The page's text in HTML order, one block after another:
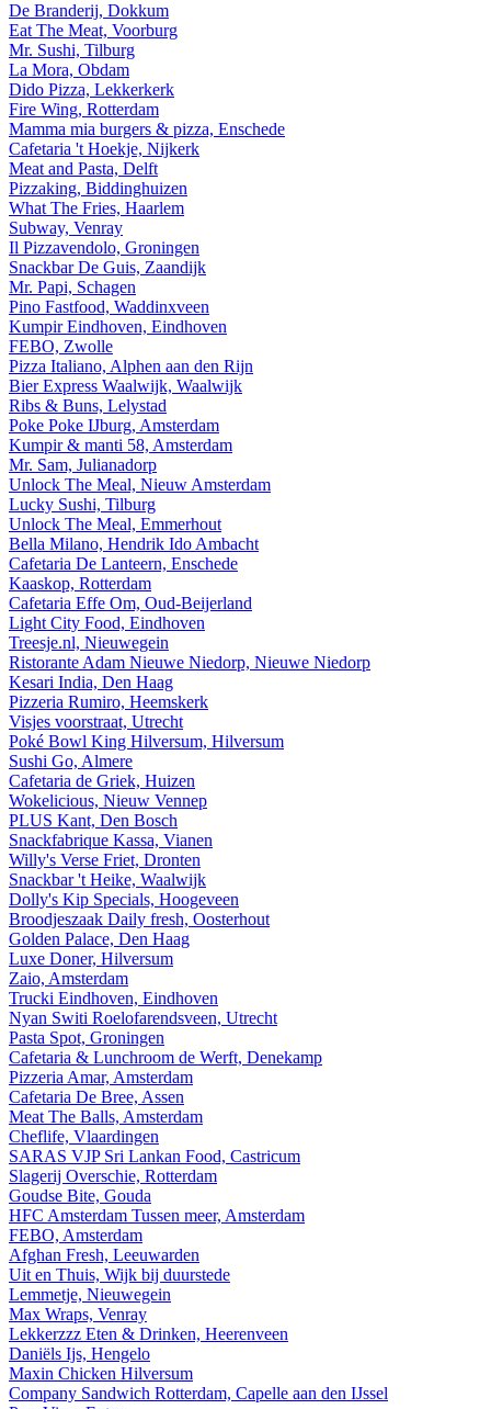
De Branderij, Dokkum
Eat The Meat, Voorburg
Mr. Sushi, Tilburg
La Mora, Obdam
Dido Pizza, Lekkerkerk
Fire Wing, Rotterdam
Mamma mia burgers & pizza, Enschede
Cafetaria 't Hoekje, Nijkerk
Meat and Pasta, Delft
Pizzaking, Biddinghuizen
What The Fries, Haarlem
Subway, Venray
Il Pizzavendolo, Groningen
Snackbar De Guis, Zaandijk
Mr. Papi, Schagen
Pino Fastfood, Waddinxveen
Kumpir Eindhoven, Eindhoven
FEBO, Zwolle
Pizza Italiano, Alphen aan den Rijn
Bier Express Waalwijk, Waalwijk
Ribs & Buns, Lelystad
Poke Poke IJburg, Amsterdam
Kumpir & manti 58, Amsterdam
Mr. Sam, Julianadorp
Unlock The Meal, Nieuw Amsterdam
Lucky Sushi, Tilburg
Unlock The Meal, Emmerhout
Bella Milano, Hendrik Ido Ambacht
Cafetaria De Lanteern, Enschede
Kaaskop, Rotterdam
Cafetaria Effe Om, Oud-Beijerland
Light City Food, Eindhoven
Treesje.nl, Nieuwegein
Ristorante Adam Nieuwe Niedorp, Nieuwe Niedorp
Kesari India, Den Haag
Pizzeria Rumiro, Heemskerk
Visjes voorstraat, Utrecht
Poké Bowl King Hilversum, Hilversum
Sushi Go, Almere
Cafetaria de Griek, Huizen
Wokelicious, Nieuw Vennep
PLUS Kant, Den Bosch
Snackfabrique Kassa, Vianen
Willy's Verse Friet, Dronten
Snackbar 't Heike, Waalwijk
Dolly's Kip Specials, Hoogeveen
Broodjeszaak Daily fresh, Oosterhout
Golden Palace, Den Haag
Luxe Doner, Hilversum
Zaio, Amsterdam
Trucki Eindhoven, Eindhoven
Nyan Switi Roelofarendsveen, Utrecht
Pasta Spot, Groningen
Cafetaria & Lunchroom de Werft, Denekamp
Pizzeria Amar, Amsterdam
Cafetaria De Bree, Assen
Meat The Balls, Amsterdam
Cheflife, Vlaardingen
SARAS VJP Sri Lankan Food, Castricum
Slagerij Overschie, Rotterdam
Goudse Bite, Gouda
HFC Amsterdam Tussen meer, Amsterdam
FEBO, Amsterdam
Afghan Fresh, Leeuwarden
Uit en Thuis, Wijk bij duurstede
Lemmetje, Nieuwegein
Max Wraps, Venray
Lekkerzzz Eten & Drinken, Heerenveen
Daniëls Ijs, Hengelo
Maxin Chicken Hilversum
Company Sandwich Rotterdam, Capelle aan den IJssel